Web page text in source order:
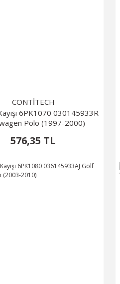
CONTİTECH
6PK1070 030145933R
Polo (1997-2000)
576,35 TL